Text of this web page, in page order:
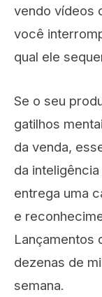
vendo vídeos
você
qual ele
Se o seu
gatilhos
da venda,
da
entrega uma
e
Lançamentos
dezenas de
semana.